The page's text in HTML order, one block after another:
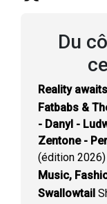
Du
Reality awaits
Fatbabs &
- Danyl -
Zentone -
(édition
Music,
Swallowtail